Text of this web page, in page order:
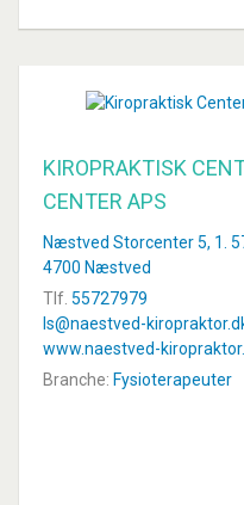
KIROPRAKTISK
CENTER APS
Næstved Storcenter 5, 1.
4700 Næstved
Tlf. 55727979
ls@naestved-
www.naestved-
Branche: Fysioterapeuter